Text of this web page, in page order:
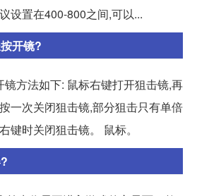
设置在400-800之间,可以...
开镜?
方法如下: 鼠标右键打开狙击镜,再
一次关闭狙击镜,部分狙击只有单倍
键时关闭狙击镜。 鼠标。